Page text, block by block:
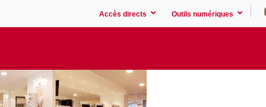
Accès directs Outils numériques